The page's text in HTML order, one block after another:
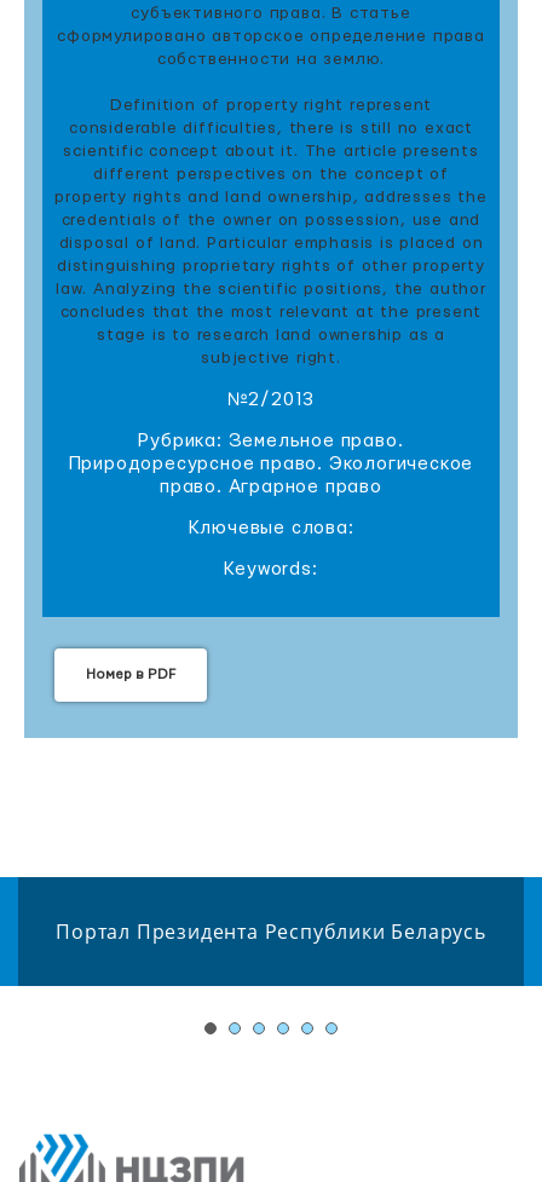
субъективного права. В статье
сформулировано авторское определение права
собственности на землю.
Definition of property right represent
considerable difficulties, there is still no exact
scientific concept about it. The article presents
different perspectives on the concept of
property rights and land ownership, addresses the
credentials of the owner on possession, use and
disposal of land. Particular emphasis is placed on
distinguishing proprietary rights of other property
law. Analyzing the scientific positions, the author
concludes that the most relevant at the present
stage is to research land ownership as a
subjective right.
№2/2013
Рубрика: Земельное право.
Природоресурсное право. Экологическое
право. Аграрное право
Ключевые слова:
Keywords:
Номер в PDF
Портал Президента Республики Беларусь